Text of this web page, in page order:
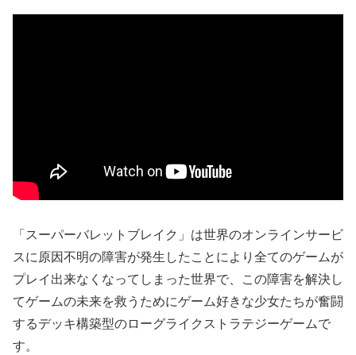
「スーパーバレットブレイク」は世界のオンラインサービ
スに原因不明の障害が発生したことにより全てのゲームが
プレイ出来なくなってしまった世界で、この障害を解決し
てゲームの未来を救うためにゲーム好きな少女たちが奮闘
するデッキ構築型のローグライクストラテジーゲームで
す。